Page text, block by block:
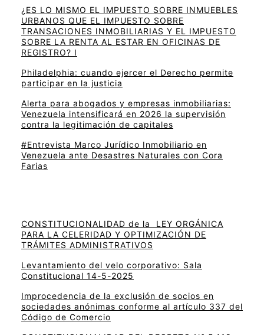
¿ES LO MISMO EL IMPUESTO SOBRE INMUEBLES
URBANOS QUE EL IMPUESTO SOBRE
TRANSACIONES INMOBILIARIAS Y EL IMPUESTO
SOBRE LA RENTA AL ESTAR EN OFICINAS DE
REGISTRO? I
Philadelphia: cuando ejercer el Derecho permite
participar en la justicia
Alerta para abogados y empresas inmobiliarias:
Venezuela intensificará en 2026 la supervisión
contra la legitimación de capitales
#Entrevista Marco Jurídico Inmobiliario en
Venezuela ante Desastres Naturales con Cora
Farias
CONSTITUCIONALIDAD de la LEY ORGÁNICA
PARA LA CELERIDAD Y OPTIMIZACIÓN DE
TRÁMITES ADMINISTRATIVOS
Levantamiento del velo corporativo: Sala
Constitucional 14-5-2025
Improcedencia de la exclusión de socios en
sociedades anónimas conforme al artículo 337 del
Código de Comercio